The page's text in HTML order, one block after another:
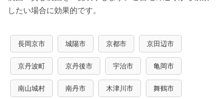
したい場合に効果的です。
長岡京市 城陽市 京都市 京田辺市
京丹波町 京丹後市 宇治市 亀岡市
南山城村 南丹市 木津川市 舞鶴市